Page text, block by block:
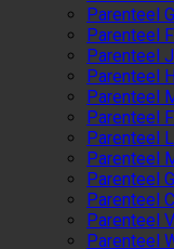
Parenteel
Parenteel
Parenteel
Parenteel
Parenteel
Parenteel
Parenteel
Parenteel
Parenteel
Parenteel
Parenteel
Parenteel